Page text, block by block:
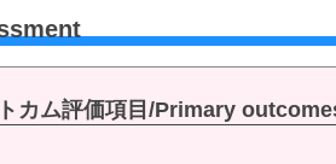
カム評価項目/Primary